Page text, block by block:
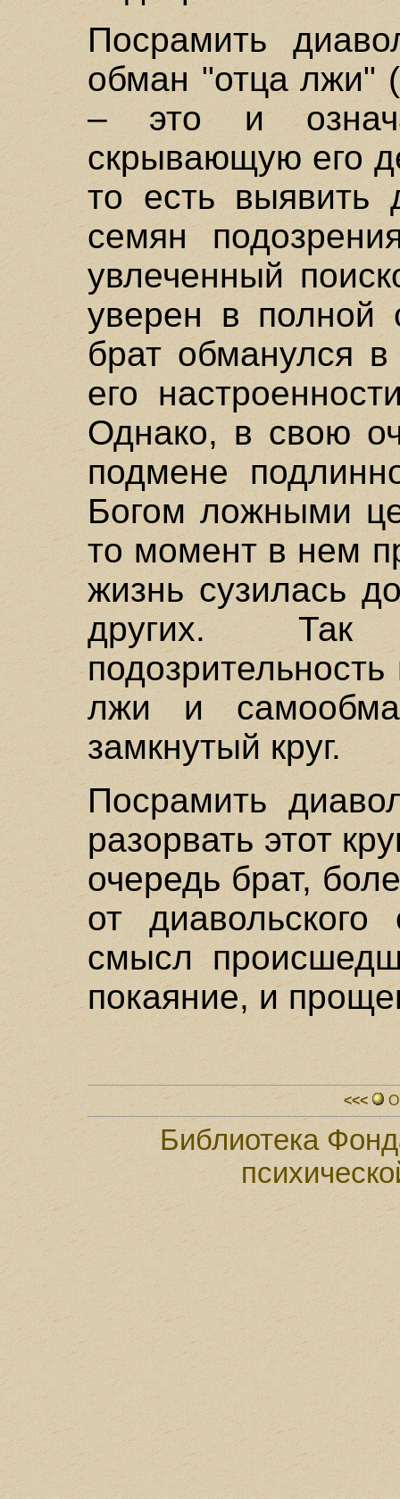
Посрамить
обман "отца лжи"
– это и
скрывающую его
то есть выявить
семян
увлеченный
уверен в полной
брат обманулся в
его
Однако, в свою
подмене
Богом ложными
то момент в нем
жизнь сузилась
других. Так
лжи и
замкнутый круг.
Посрамить
разорвать этот
очередь брат,
от
смысл
покаяние, и
<<<
Библиотека